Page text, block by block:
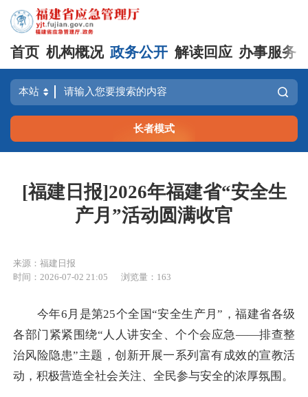
首页 机构概况 政务公开 解读回应 办事服务
长者模式
[福建日报]2026年福建省“安全生
产月”活动圆满收官
来源：福建日报
时间：2026-07-02 21:05
浏览量：163
今年6月是第25个全国“安全生产月”，福建省各级
各部门紧紧围绕“人人讲安全、个个会应急——排查整
治风险隐患”主题，创新开展一系列富有成效的宣教活
动，积极营造全社会关注、全民参与安全的浓厚氛围。